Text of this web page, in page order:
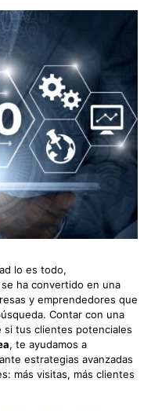
lo es todo,
se ha convertido en una
y emprendedores que
Contar con una
si tus clientes potenciales
, te ayudamos a
estrategias avanzadas
más visitas, más clientes